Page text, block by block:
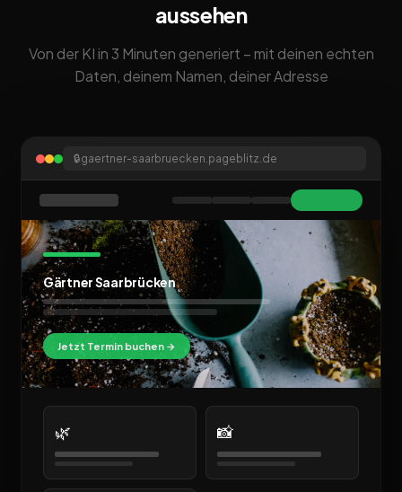
aussehen
Von der KI in 3 Minuten generiert – mit deinen echten
Daten, deinem Namen, deiner Adresse
🔒gaertner-saarbruecken.pageblitz.de
Gärtner Saarbrücken
Jetzt Termin buchen →
🌿 📸